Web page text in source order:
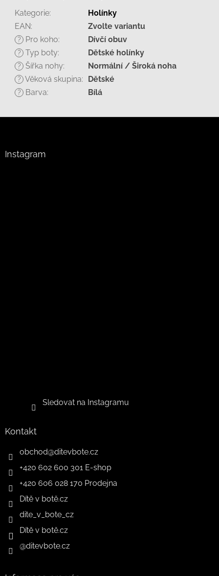
Kategorie:
Holínky
EAN: Zvolte variantu
? Pro koho: Dívčí obuv
? Typ boty: Dětské holínky
? Šířka nohy: Normální / Široká noha
? Věková skupina: Dětské
? Barva: Bílá
Instagram
Sledovat na Instagramu
Kontakt
obchod@ditevbote.cz
+420 602 600 301 E-shop
+420 606 028 170 Prodejna
Dítě v botě.cz
dite_v_bote_cz
Dítě v botě.cz
@ditevbote.cz